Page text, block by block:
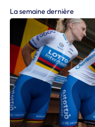
La semaine dernière